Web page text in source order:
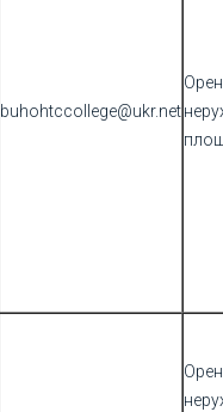
buhohtccollege@ukr.net